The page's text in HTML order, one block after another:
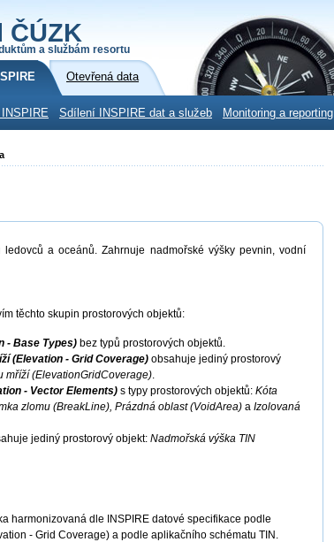
ČÚZK
a službám resortu
Otevřená data
Sdílení INSPIRE dat a služeb Monitoring a reporting
a oceánů. Zahrnuje nadmořské výšky pevnin, vodní
těchto skupin prostorových objektů:
- Base Types) bez typů prostorových objektů.
(Elevation - Grid Coverage) obsahuje jediný prostorový
mříží (ElevationGridCoverage).
- Vector Elements) s typy prostorových objektů: Kóta
zlomu (BreakLine), Prázdná oblast (VoidArea) a Izolovaná
jediný prostorový objekt: Nadmořská výška TIN
harmonizovaná dle INSPIRE datové specifikace podle
- Grid Coverage) a podle aplikačního schématu TIN.